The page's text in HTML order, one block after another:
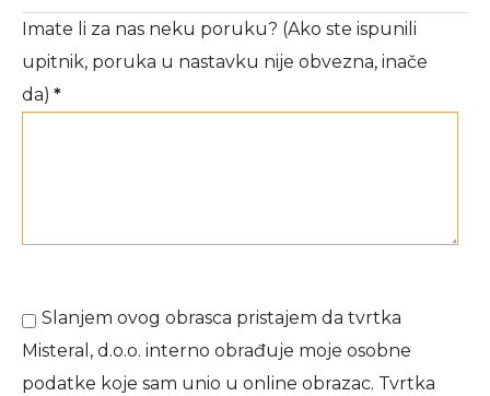
Imate li za nas neku poruku? (Ako ste ispunili
upitnik, poruka u nastavku nije obvezna, inače
da) *
Slanjem ovog obrasca pristajem da tvrtka
Misteral, d.o.o. interno obrađuje moje osobne
podatke koje sam unio u online obrazac. Tvrtka